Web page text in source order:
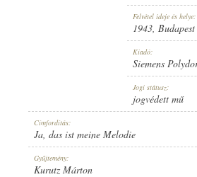
Felvétel ideje és helye:
1943, Budapest
Kiadó:
Siemens
Jogi státusz:
jogvédett mű
Címfordítás:
Ja, das ist meine Melodie
Gyűjtemény:
Kurutz Márton